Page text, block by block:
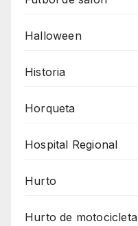
Halloween
Historia
Horqueta
Hospital Regional
Hurto
Hurto de motocicleta